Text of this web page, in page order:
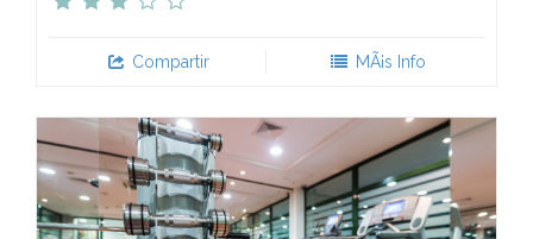
Compartir MÃ¡s Info